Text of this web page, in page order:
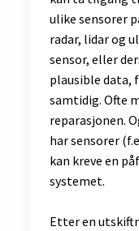
ulike sensorer
radar, lidar og
sensor, eller
plausible data,
samtidig. Ofte
reparasjonen.
har sensorer
kan kreve en
systemet.
​Etter en